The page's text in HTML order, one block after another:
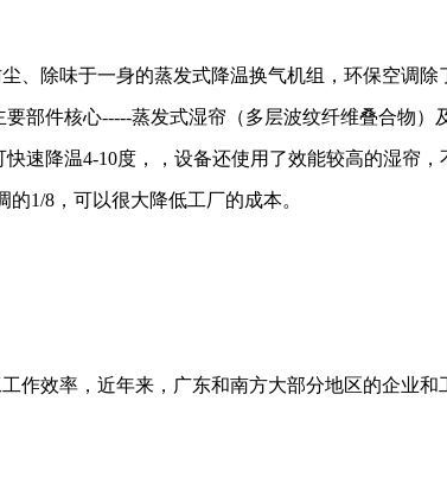
、除味于一身的蒸发式降温换气机组，环保空调除
部件核心-----蒸发式湿帘（多层波纹纤维叠合物）
速降温4-10度，，设备还使用了效能较高的湿帘
1/8，可以很大降低工厂的成本。
作效率， 近年来，广东和南方大部分地区的企业和